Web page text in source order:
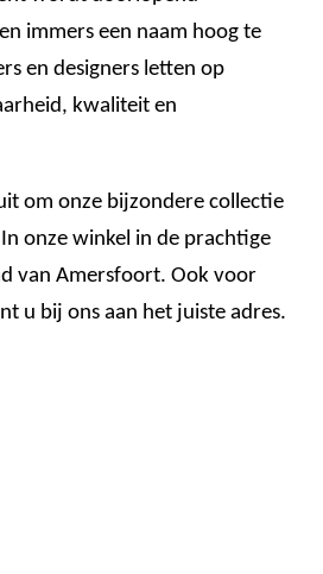
immers een naam hoog te
en designers letten op
kwaliteit en
om onze bijzondere collectie
onze winkel in de prachtige
van Amersfoort. Ook voor
u bij ons aan het juiste adres.